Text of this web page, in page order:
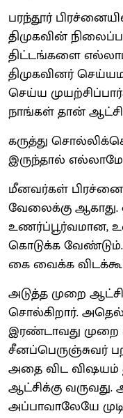
பரந்தூர்
திமுகவின்
திட்டங்களை
திமுகவினர்
செய்ய
நாங்கள் தான்
கருத்து
இருந்தால் எல்லாமே
மீனவர்கள்
வேலைக்கு ஆகாது.
உணர்ப்பூர்வமான,
கொடுக்க
கை வைக்க
அடுத்த முறை
சொல்கிறார்.
இரண்டாவது முறை
சீனப்பெருஞ்சுவர்
அதை விட விஷயம்
ஆட்சிக்கு
அப்பாவாலேயே